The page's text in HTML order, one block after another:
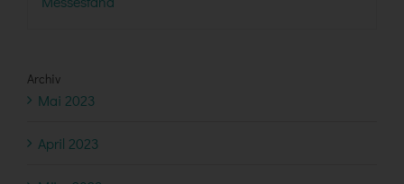
Archiv
Mai 2023
April 2023